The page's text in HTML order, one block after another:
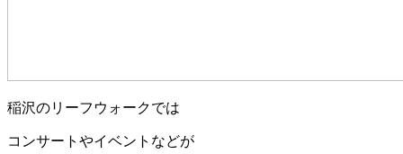
稲沢のリーフウォークでは
コンサートやイベントなどが